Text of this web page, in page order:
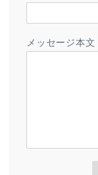
メッセージ本文